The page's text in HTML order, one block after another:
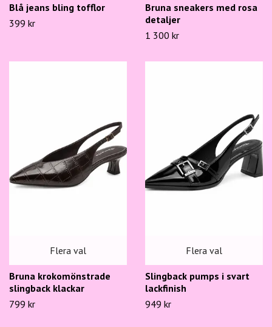
Blå jeans bling tofflor
399 kr
Bruna sneakers med rosa
detaljer
1 300 kr
Flera val
Bruna krokomönstrade
slingback klackar
799 kr
Flera val
Slingback pumps i svart
lackfinish
949 kr